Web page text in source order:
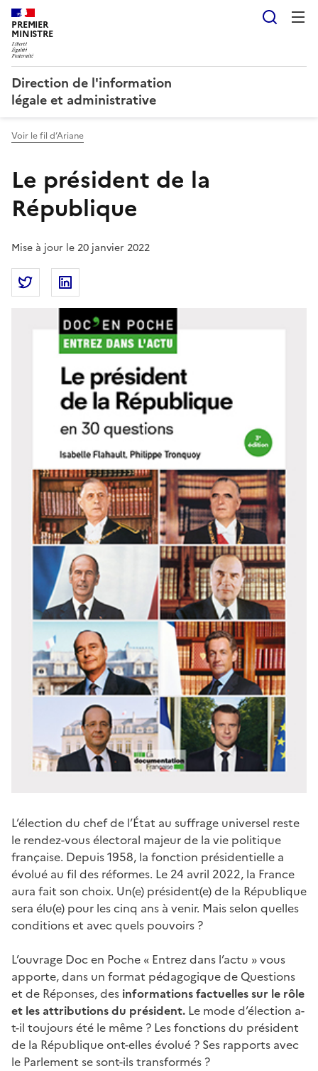
PREMIER
MINISTRE
Direction de l'information
légale et administrative
Voir le fil d’Ariane
Le président de la
République
Mise à jour le 20 janvier 2022
Partager la page
Partager Le président de la République sur Twitter
L’élection du chef de l’État au suffrage universel reste
le rendez-vous électoral majeur de la vie politique
française. Depuis 1958, la fonction présidentielle a
évolué au fil des réformes. Le 24 avril 2022, la France
aura fait son choix. Un(e) président(e) de la République
sera élu(e) pour les cinq ans à venir. Mais selon quelles
conditions et avec quels pouvoirs ?
L’ouvrage Doc en Poche « Entrez dans l’actu » vous
apporte, dans un format pédagogique de Questions
et de Réponses, des informations factuelles sur le rôle
et les attributions du président. Le mode d’élection a-
t-il toujours été le même ? Les fonctions du président
de la République ont-elles évolué ? Ses rapports avec
le Parlement se sont-ils transformés ?